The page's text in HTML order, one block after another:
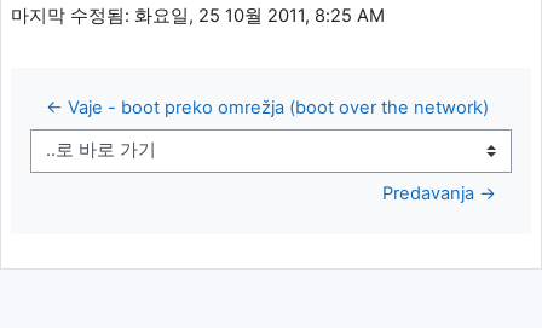
마지막 수정됨: 화요일, 25 10월 2011, 8:25 AM
← Vaje - boot preko omrežja (boot over the network)
..로 바로 가기
Predavanja →